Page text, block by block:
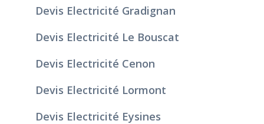
Devis Electricité Gradignan
Devis Electricité Le Bouscat
Devis Electricité Cenon
Devis Electricité Lormont
Devis Electricité Eysines